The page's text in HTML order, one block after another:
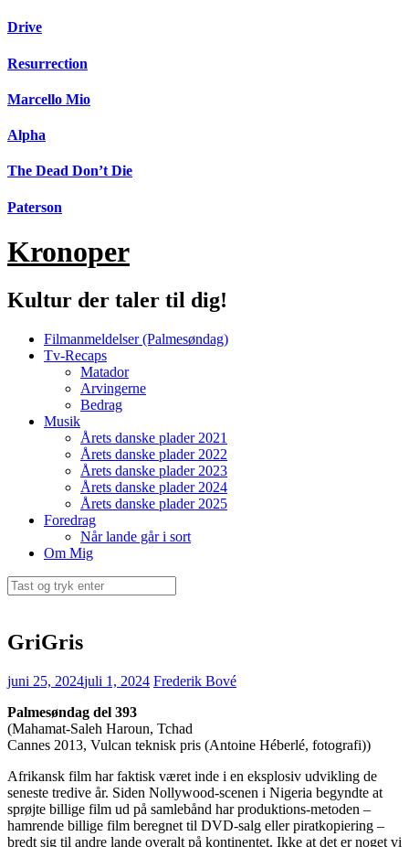
Videre
indhold
Drive
Resurrection
Marcello Mio
Alpha
The Dead Don’t Die
Paterson
Kronoper
Kultur der taler til dig!
Filmanmeldelser (Palmesøndag)
Tv-Recaps
Matador
Arvingerne
Bedrag
Musik
Årets danske plader 2021
Årets danske plader 2022
Årets danske plader 2023
Årets danske plader 2024
Årets danske plader 2025
Foredrag
Når lande går i sort
Om Mig
Søg
efter:
GriGris
juni 25, 2024juli 1, 2024 Frederik Bové
Palmesøndag del 393
(Mahamat-Saleh Haroun, Tchad
Cannes 2013, Vulcan teknisk pris (Antoine Héberlé, fotografi))
Afrikansk film har faktisk været inde i en eksplosiv udvikling de
seneste tredive år. Siden Nollywood-scenen i Nigeria begyndte at
sprøjte billige film ud på samlebånd har produktions-metoden –
hamrende billige film beregnet til DVD-salg eller piratkopiering –
bredt sig til andre lande overalt på kontinentet. Ikke at det er noget vi